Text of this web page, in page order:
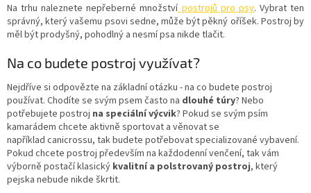
Na trhu naleznete nepřeberné množstvípostrojů pro psy. Vybrat ten
správný, který vašemu psovi sedne, může být pěkný oříšek. Postroj by
měl být prodyšný, pohodlný a nesmí psa nikde tlačit.
Na co budete postroj využívat?
Nejdříve si odpovězte na základní otázku - na co budete postroj
používat. Chodíte se svým psem často na dlouhé túry? Nebo
potřebujete postroj na speciální výcvik? Pokud se svým psím
kamarádem chcete aktivně sportovat a věnovat se
například canicrossu, tak budete potřebovat specializované vybavení.
Pokud chcete postroj především na každodenní venčení, tak vám
výborně postačí klasický kvalitní a polstrovaný postroj, který
pejska nebude nikde škrtit.